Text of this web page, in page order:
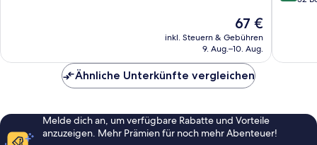
Der
Preis
beträgt
67 €
inkl. Steuern & Gebühren
9. Aug.–10. Aug.
Ähnliche Unterkünfte vergleichen
Melde dich an, um verfügbare Rabatte und Vorteile
anzuzeigen. Mehr Prämien für noch mehr Abenteuer!